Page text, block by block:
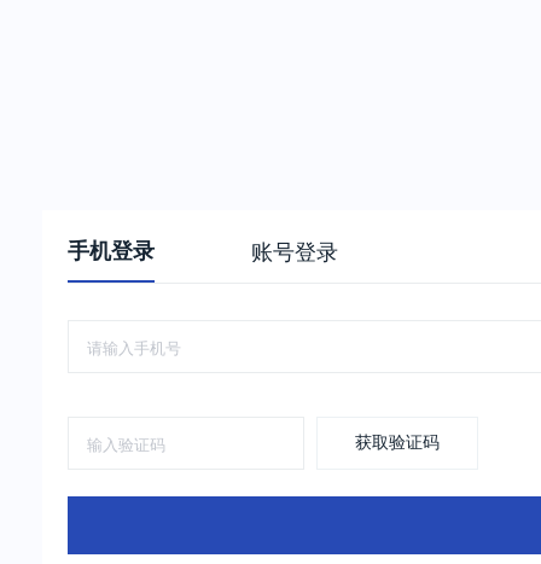
手机登录 账号登录
获取验证码